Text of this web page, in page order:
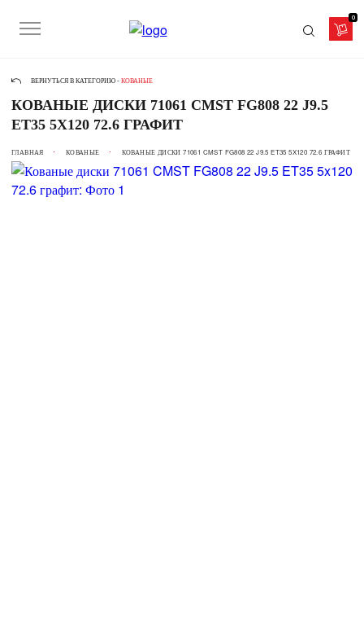
0
ВЕРНУТЬСЯ В КАТЕГОРИЮ - КОВАНЫЕ
КОВАНЫЕ ДИСКИ 71061 CMST FG808 22 J9.5
ET35 5X120 72.6 ГРАФИТ
ГЛАВНАЯ КОВАНЫЕ КОВАНЫЕ ДИСКИ 71061 CMST FG808 22 J9.5 ET35 5X120 72.6 ГРАФИТ